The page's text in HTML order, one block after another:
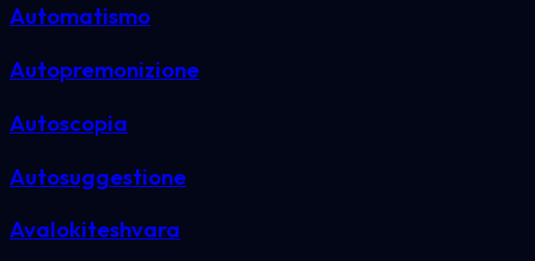
Automatismo
Autopremonizione
Autoscopia
Autosuggestione
Avalokiteshvara